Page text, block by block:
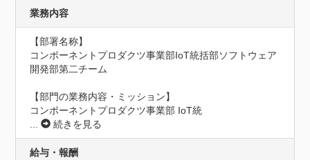
業務内容
【部署名称】
コンポーネントプロダクツ事業部IoT統括部ソフトウェア
開発部第二チーム
【部門の業務内容・ミッション】
コンポーネントプロダクツ事業部 IoT統
...
続きを見る
給与・報酬